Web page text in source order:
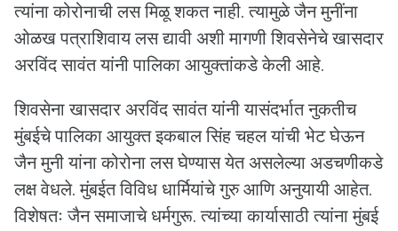
त्यांना कोरोनाची लस मिळू शकत नाही. त्यामुळे जैन मुनींना
ओळख पत्राशिवाय लस द्यावी अशी मागणी शिवसेनेचे खासदार
अरविंद सावंत यांनी पालिका आयुक्तांकडे केली आहे.
शिवसेना खासदार अरविंद सावंत यांनी यासंदर्भात नुकतीच
मुंबईचे पालिका आयुक्त इकबाल सिंह चहल यांची भेट घेऊन
जैन मुनी यांना कोरोना लस घेण्यास येत असलेल्या अडचणीकडे
लक्ष वेधले. मुंबईत विविध धार्मियांचे गुरु आणि अनुयायी आहेत.
विशेषतः जैन समाजाचे धर्मगुरू. त्यांच्या कार्यासाठी त्यांना मुंबई